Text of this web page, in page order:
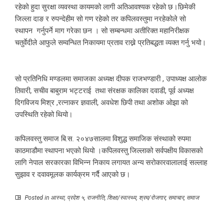
रहेको हुदा सुरक्षा व्यवस्था कायमको लागी अतिआवश्यक रहेको छ।छिमेकी
जिल्ला दाङ र रुपन्देहीम सो गण रहेको तर कपिलवस्तुमा नरहेकोले सो
स्थापन गर्नुपर्ने माग गरेका छन । सो सम्बन्धमा अतीरिक्त महानिरीक्षक
चतुर्वेदीले आफुले सम्वन्धित निकायमा प्रताव राख्ने प्रतिबद्धता व्यक्त गर्नु भयो।
सो प्रतिनिधि मण्डलमा समाजका अध्यक्ष दीपक राजभण्डारी , उपाध्यक्ष आलोक
तिवारी, सचीव बाबुराम भट्टराई तथा संरक्षक कालिका दवाडी, पूर्व अध्यक्ष
दिगविजय मिश्र ,रत्नाकर ज्ञवाली, अवधेश छिपी तथा अशोक ओझा को
उपस्थिति रहेको थियो।
कपिलवस्तु समाज बि.स. २०४७सालमा विशुद्ध समाजिक संस्थाको रुपमा
काठमाडौमा स्थापना भएको थियो ।कपिलवस्तु जिल्लाको सर्वपक्षीय विकासको
लागि नेपाल सरकारका विभिन्न निकाय लगायत अन्य सरोकारवालालाई सल्लाह
सुझाव र दवावमूलक कार्यक्रम गर्दै आएको छ।
Posted in आस्था, प्रदेश ५, राजनीति, शिक्षा/स्वास्थ्य, श्रम/रोजगार, समाचार, समाज